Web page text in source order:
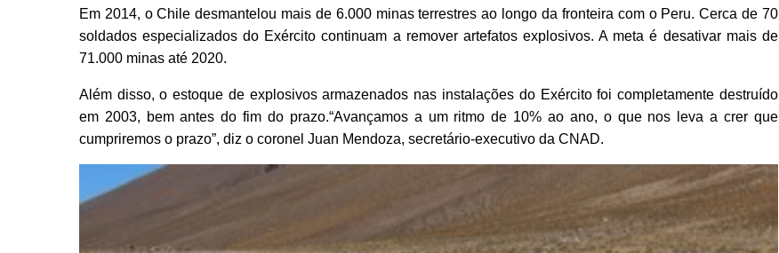
Em 2014, o Chile desmantelou mais de 6.000 minas terrestres ao longo da fronteira com o Peru. Cerca de 70
soldados especializados do Exército continuam a remover artefatos explosivos. A meta é desativar mais de
71.000 minas até 2020.
Além disso, o estoque de explosivos armazenados nas instalações do Exército foi completamente destruído
em 2003, bem antes do fim do prazo.“Avançamos a um ritmo de 10% ao ano, o que nos leva a crer que
cumpriremos o prazo”, diz o coronel Juan Mendoza, secretário-executivo da CNAD.